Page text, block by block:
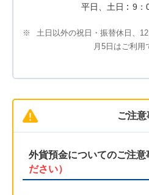
平日、土日
9：
※
土日以外の祝日・振替休日、
月5日はご利用
ご注意
外貨預金についてのご注意
ださい）